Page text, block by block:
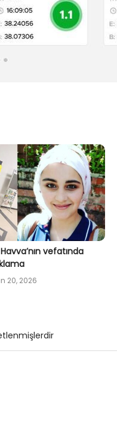
vefatında
20, 2026